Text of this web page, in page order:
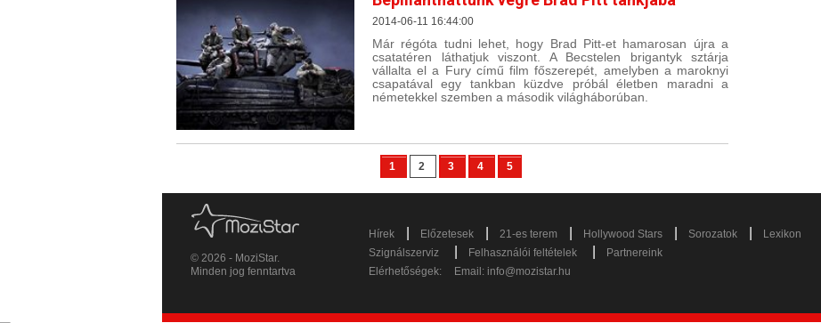
2014-06-11 16:44:00
Már régóta tudni lehet, hogy Brad Pitt-et hamarosan újra a
csatatéren láthatjuk viszont. A Becstelen brigantyk sztárja
vállalta el a Fury című film főszerepét, amelyben a maroknyi
csapatával egy tankban küzdve próbál életben maradni a
németekkel szemben a második világháborúban.
1 2 3 4 5
© 2026 - MoziStar.
Minden jog fenntartva
Hírek Előzetesek 21-es terem Hollywood Stars Sorozatok
Lexikon
Szignálszerviz
Felhasználói feltételek
Partnereink
Elérhetőségek:
Email: info@mozistar.hu